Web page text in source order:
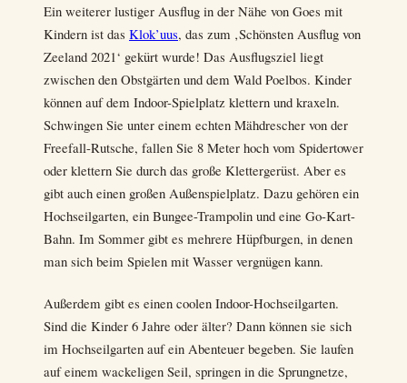
Ein weiterer lustiger Ausflug in der Nähe von Goes mit
Kindern ist das Klok’uus, das zum ‚Schönsten Ausflug von
Zeeland 2021‘ gekürt wurde! Das Ausflugsziel liegt
zwischen den Obstgärten und dem Wald Poelbos. Kinder
können auf dem Indoor-Spielplatz klettern und kraxeln.
Schwingen Sie unter einem echten Mähdrescher von der
Freefall-Rutsche, fallen Sie 8 Meter hoch vom Spidertower
oder klettern Sie durch das große Klettergerüst. Aber es
gibt auch einen großen Außenspielplatz. Dazu gehören ein
Hochseilgarten, ein Bungee-Trampolin und eine Go-Kart-
Bahn. Im Sommer gibt es mehrere Hüpfburgen, in denen
man sich beim Spielen mit Wasser vergnügen kann.
Außerdem gibt es einen coolen Indoor-Hochseilgarten.
Sind die Kinder 6 Jahre oder älter? Dann können sie sich
im Hochseilgarten auf ein Abenteuer begeben. Sie laufen
auf einem wackeligen Seil, springen in die Sprungnetze,